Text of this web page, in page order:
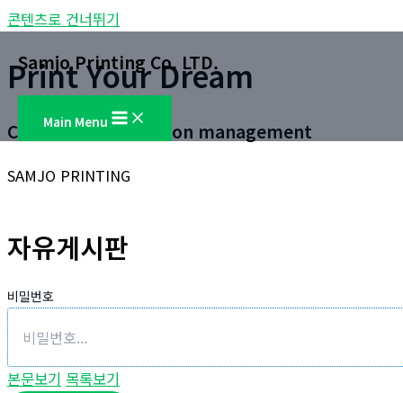
콘텐츠로 건너뛰기
Samjo Printing Co. LTD.
Main Menu
Print Your Dream
Customer satisfaction management
SAMJO PRINTING
자유게시판
비밀번호
본문보기 목록보기